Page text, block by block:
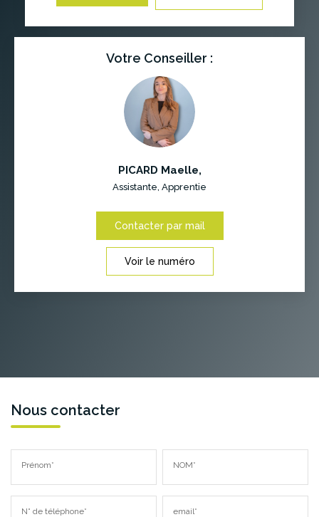
Votre Conseiller :
PICARD Maelle,
Assistante, Apprentie
Contacter par mail
Voir le numéro
Nous contacter
Prénom* NOM*
N° de téléphone* email*